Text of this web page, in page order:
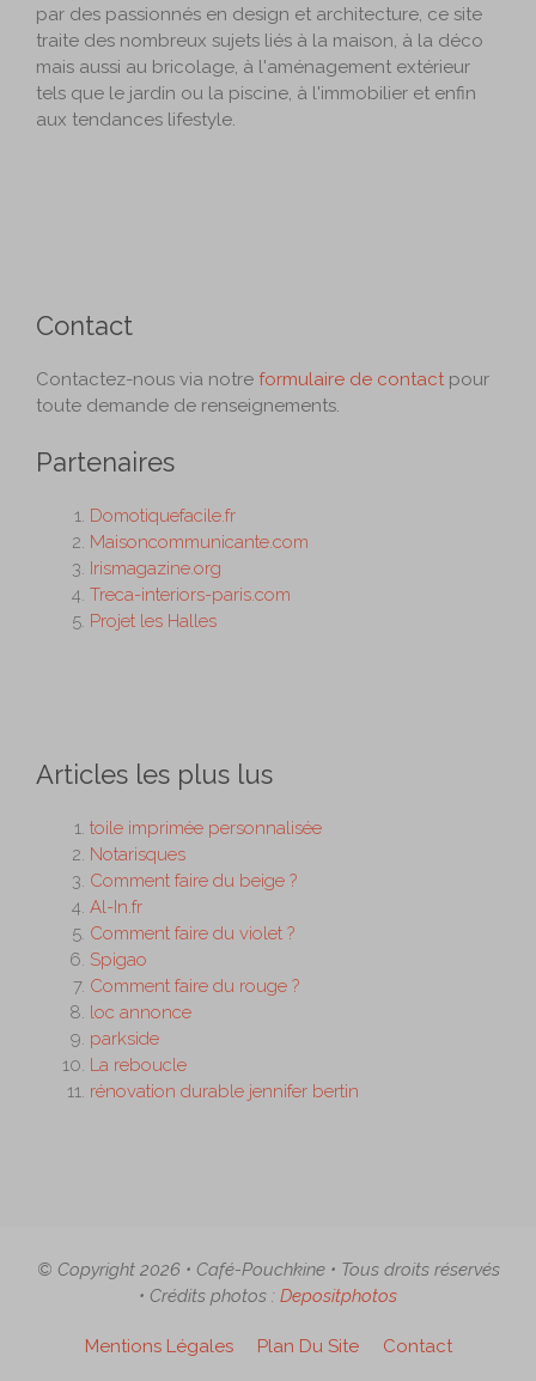
par des passionnés en design et architecture, ce site
traite des nombreux sujets liés à la maison, à la déco
mais aussi au bricolage, à l'aménagement extérieur
tels que le jardin ou la piscine, à l'immobilier et enfin
aux tendances lifestyle.
Contact
Contactez-nous via notre formulaire de contact pour
toute demande de renseignements.
Partenaires
Domotiquefacile.fr
Maisoncommunicante.com
Irismagazine.org
Treca-interiors-paris.com
Projet les Halles
Articles les plus lus
toile imprimée personnalisée
Notarisques
Comment faire du beige ?
Al-In.fr
Comment faire du violet ?
Spigao
Comment faire du rouge ?
loc annonce
parkside
La reboucle
rénovation durable jennifer bertin
© Copyright 2026 • Café-Pouchkine • Tous droits réservés
• Crédits photos : Depositphotos
Mentions Légales Plan Du Site Contact